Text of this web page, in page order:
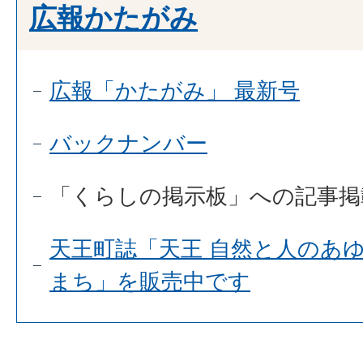
広報かたがみ
広報「かたがみ」 最新号
バックナンバー
「くらしの掲示板」への記事
天王町誌「天王 自然と人のあ
まち」を販売中です